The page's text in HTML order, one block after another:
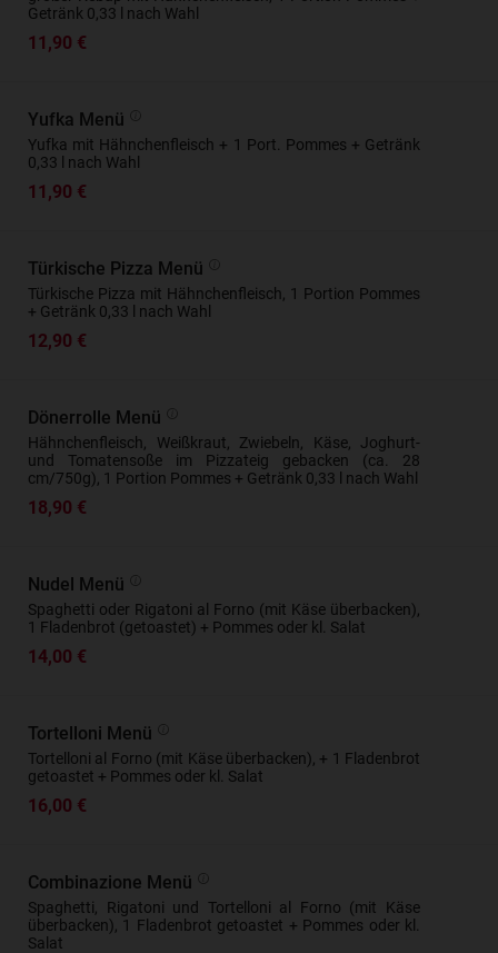
Getränk 0,33 l nach Wahl
11,90 €
Yufka Menü
Yufka mit Hähnchenfleisch + 1 Port. Pommes + Getränk
0,33 l nach Wahl
11,90 €
Türkische Pizza Menü
Türkische Pizza mit Hähnchenfleisch, 1 Portion Pommes
+ Getränk 0,33 l nach Wahl
12,90 €
Dönerrolle Menü
Hähnchenfleisch, Weißkraut, Zwiebeln, Käse, Joghurt-
und Tomatensoße im Pizzateig gebacken (ca. 28
cm/750g), 1 Portion Pommes + Getränk 0,33 l nach Wahl
18,90 €
Nudel Menü
Spaghetti oder Rigatoni al Forno (mit Käse überbacken),
1 Fladenbrot (getoastet) + Pommes oder kl. Salat
14,00 €
Tortelloni Menü
Tortelloni al Forno (mit Käse überbacken), + 1 Fladenbrot
getoastet + Pommes oder kl. Salat
16,00 €
Combinazione Menü
Spaghetti, Rigatoni und Tortelloni al Forno (mit Käse
überbacken), 1 Fladenbrot getoastet + Pommes oder kl.
Salat